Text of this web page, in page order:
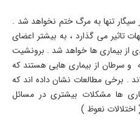
تنها به مرگ ختم نخواهد شد .
تاثیر می گذارد ، به بیشتر اعضای
از بیماری ها خواهد شد . برونشیت
و سرطان از بیماری هایی هستند که
. برخی مطالعات نشان داده اند که
ها مشکلات بیشتری در مسائل
نعوظ )